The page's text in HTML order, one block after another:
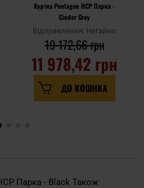
Куртка Pentagon HCP Парка -
Cinder Grey
Відправлення: Негайно
11 978,42 грн
19 172,66 грн
ДО КОШИКА
Парка - Black Також